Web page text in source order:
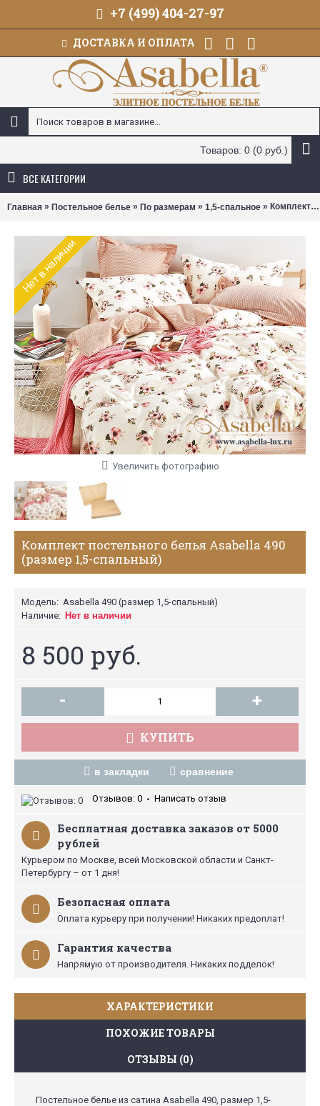
+7 (499) 404-27-97
ДОСТАВКА И ОПЛАТА
Товаров: 0 (0 руб.)
ВСЕ КАТЕГОРИИ
Главная » Постельное белье » По размерам » 1,5-спальное » Комплект постельного белья Asabella 490 (размер 1,5-спальный)
Нет в наличии
Увеличить фотографию
Комплект постельного белья Asabella 490
(размер 1,5-спальный)
Модель: Asabella 490 (размер 1,5-спальный)
Наличие: Нет в наличии
8 500 руб.
- +
КУПИТЬ
в закладки сравнение
Отзывов: 0 • Написать отзыв
Бесплатная доставка заказов от 5000
рублей
Курьером по Москве, всей Московской области и Санкт-
Петербургу – от 1 дня!
Безопасная оплата
Оплата курьеру при получении! Никаких предоплат!
Гарантия качества
Напрямую от производителя. Никаких подделок!
ХАРАКТЕРИСТИКИ
ПОХОЖИЕ ТОВАРЫ
ОТЗЫВЫ (0)
Постельное белье из сатина Asabella 490, размер 1,5-